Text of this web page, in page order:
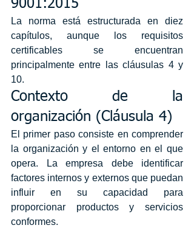
9001:2015
La norma está estructurada en diez
capítulos, aunque los requisitos
certificables se encuentran
principalmente entre las cláusulas 4 y
10.
Contexto de la
organización (Cláusula 4)
El primer paso consiste en comprender
la organización y el entorno en el que
opera. La empresa debe identificar
factores internos y externos que puedan
influir en su capacidad para
proporcionar productos y servicios
conformes.